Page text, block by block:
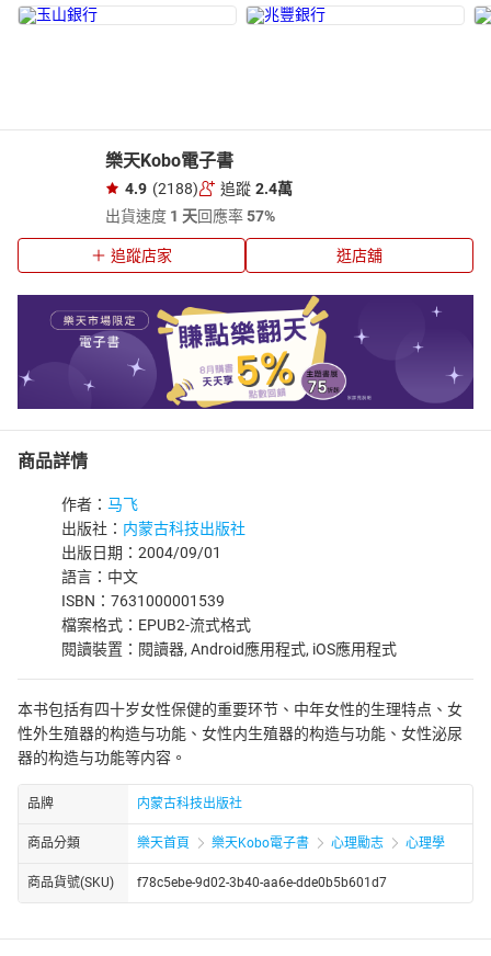
樂天Kobo電子書
4.9 (2188) 追蹤 2.4萬
出貨速度 1 天回應率57%
追蹤店家 逛店舖
商品詳情
作者： 马飞
出版社： 内蒙古科技出版社
出版日期：2004/09/01
語言：中文
ISBN：7631000001539
檔案格式：EPUB2-流式格式
閱讀裝置：閱讀器, Android應用程式, iOS應用程式
本书包括有四十岁女性保健的重要环节、中年女性的生理特点、女
性外生殖器的构造与功能、女性内生殖器的构造与功能、女性泌尿
器的构造与功能等内容。
品牌 内蒙古科技出版社
商品分類 樂天首頁 樂天Kobo電子書 心理勵志 心理學
商品貨號(SKU) f78c5ebe-9d02-3b40-aa6e-dde0b5b601d7